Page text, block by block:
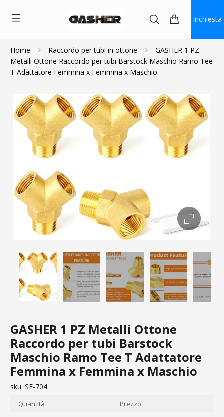
Inchiesta
Home Raccordo per tubi in ottone
GASHER 1 PZ
Metalli Ottone Raccordo per tubi Barstock Maschio Ramo Tee
T Adattatore Femmina x Femmina x Maschio
GASHER 1 PZ Metalli Ottone
Raccordo per tubi Barstock
Maschio Ramo Tee T Adattatore
Femmina x Femmina x Maschio
$6.00 $5.40
sku: SF-704
Quantità Prezzo